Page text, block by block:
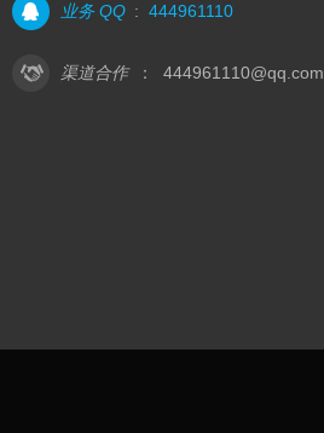
业务 QQ : 444961110
渠道合作 ： 444961110@qq.com